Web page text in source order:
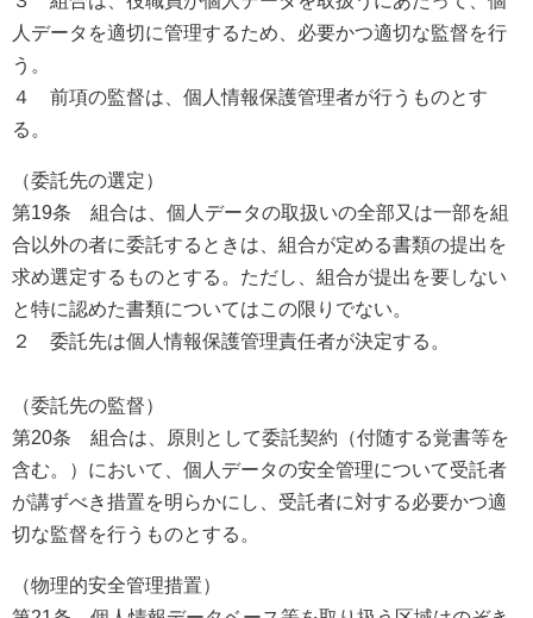
人データを適切に管理するため、必要かつ適切な監督を行
う。
４ 前項の監督は、個人情報保護管理者が行うものとす
る。
（委託先の選定）
第19条 組合は、個人データの取扱いの全部又は一部を組
合以外の者に委託するときは、組合が定める書類の提出を
求め選定するものとする。ただし、組合が提出を要しない
と特に認めた書類についてはこの限りでない。
２ 委託先は個人情報保護管理責任者が決定する。
（委託先の監督）
第20条 組合は、原則として委託契約（付随する覚書等を
含む。）において、個人データの安全管理について受託者
が講ずべき措置を明らかにし、受託者に対する必要かつ適
切な監督を行うものとする。
（物理的安全管理措置）